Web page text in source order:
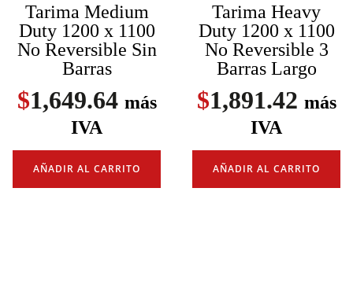
Tarima Medium
Duty 1200 x 1100
No Reversible Sin
Barras
$1,649.64 más
IVA
AÑADIR AL CARRITO
Tarima Heavy
Duty 1200 x 1100
No Reversible 3
Barras Largo
$1,891.42 más
IVA
AÑADIR AL CARRITO